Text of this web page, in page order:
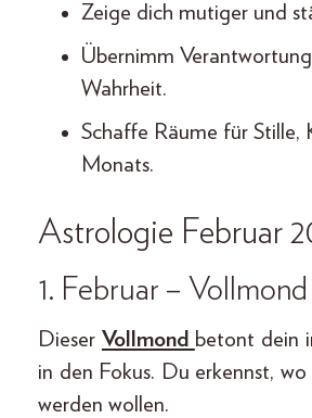
Zeige dich mutiger und
Übernimm
Wahrheit.
Schaffe Räume für Stille,
Monats.
Astrologie Februar
1. Februar –
Dieser Vollmond betont dein
in den Fokus. Du erkennst,
werden wollen.